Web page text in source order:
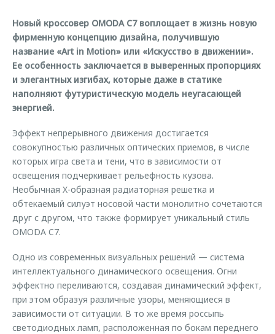
Кредитный калькулятор
Аксессуары
Одежда и сувениры
Оригинальные аксессуары
Запчасти
Трейд-ин
Калькулятор трейд-ин
Клиентская поддержка
O&J Автоклуб
Клуб владельцев OMODA
Приложение O&J
Одежда и сувениры
Оригинальные аксессуары
Запчасти
Обратная связь
Новый кроссовер OMODA C7 воплощает в жизнь новую
фирменную концепцию дизайна, получившую
название «Art in Motion» или «Искусство в движении».
Ее особенность заключается в выверенных пропорциях
и элегантных изгибах, которые даже в статике
наполняют футуристическую модель неугасающей
энергией.
Эффект непрерывного движения достигается
совокупностью различных оптических приемов, в числе
которых игра света и тени, что в зависимости от
освещения подчеркивает рельефность кузова.
Необычная X-образная радиаторная решетка и
обтекаемый силуэт носовой части монолитно сочетаются
друг с другом, что также формирует уникальный стиль
OMODA C7.
Одно из современных визуальных решений — система
интеллектуального динамического освещения. Огни
эффектно переливаются, создавая динамический эффект,
при этом образуя различные узоры, меняющиеся в
зависимости от ситуации. В то же время россыпь
светодиодных ламп, расположенная по бокам переднего